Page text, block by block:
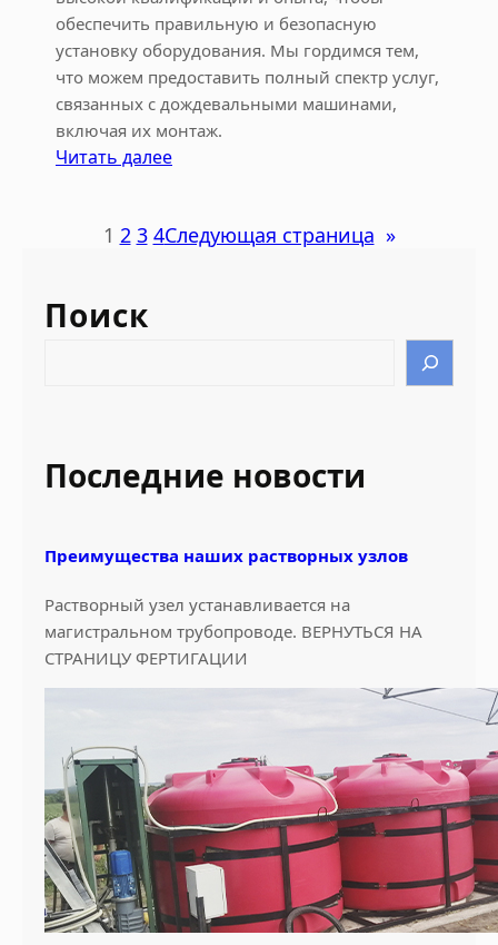
обеспечить правильную и безопасную
установку оборудования. Мы гордимся тем,
что можем предоставить полный спектр услуг,
связанных с дождевальными машинами,
включая их монтаж.
Читать далее:
н
в
ь
о
й
м
а
н
ы
2
0
2
1
с
1 2 3 4Следующая страница »
Поиск
c
h
Последние новости
Преимущества наших растворных узлов
Растворный узел устанавливается на
магистральном трубопроводе. ВЕРНУТЬСЯ НА
СТРАНИЦУ ФЕРТИГАЦИИ